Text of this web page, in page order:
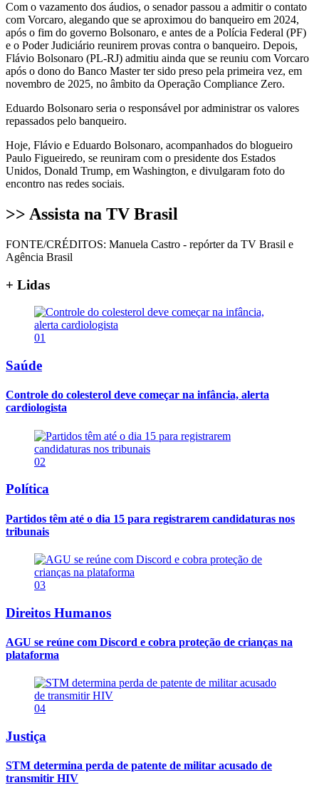
Com o vazamento dos áudios, o senador passou a admitir o contato
com Vorcaro, alegando que se aproximou do banqueiro em 2024,
após o fim do governo Bolsonaro, e antes de a Polícia Federal (PF)
e o Poder Judiciário reunirem provas contra o banqueiro. Depois,
Flávio Bolsonaro (PL-RJ) admitiu ainda que se reuniu com Vorcaro
após o dono do Banco Master ter sido preso pela primeira vez, em
novembro de 2025, no âmbito da Operação Compliance Zero.
Eduardo Bolsonaro seria o responsável por administrar os valores
repassados pelo banqueiro.
Hoje, Flávio e Eduardo Bolsonaro, acompanhados do blogueiro
Paulo Figueiredo, se reuniram com o presidente dos Estados
Unidos, Donald Trump, em Washington, e divulgaram foto do
encontro nas redes sociais.
>> Assista na TV Brasil
FONTE/CRÉDITOS: Manuela Castro - repórter da TV Brasil e
Agência Brasil
+ Lidas
01
Saúde
Controle do colesterol deve começar na infância, alerta
cardiologista
02
Política
Partidos têm até o dia 15 para registrarem candidaturas nos
tribunais
03
Direitos Humanos
AGU se reúne com Discord e cobra proteção de crianças na
plataforma
04
Justiça
STM determina perda de patente de militar acusado de
transmitir HIV